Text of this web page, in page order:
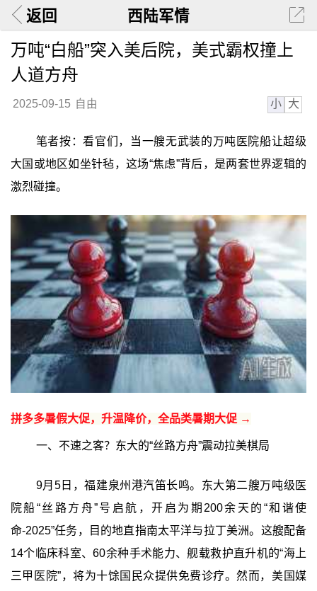
返回 西陆军情
万吨“白船”突入美后院，美式霸权撞上
人道方舟
2025-09-15 自由 小 大
笔者按：看官们，当一艘无武装的万吨医院船让超级
大国或地区如坐针毡，这场“焦虑”背后，是两套世界逻辑的
激烈碰撞。
拼多多暑假大促，升温降价，全品类暑期大促 →
一、不速之客？东大的“丝路方舟”震动拉美棋局
9月5日，福建泉州港汽笛长鸣。东大第二艘万吨级医
院船“丝路方舟”号启航，开启为期200余天的“和谐使
命-2025”任务，目的地直指南太平洋与拉丁美洲。这艘配备
14个临床科室、60余种手术能力、舰载救护直升机的“海上
三甲医院”，将为十馀国民众提供免费诊疗。然而，美国媒